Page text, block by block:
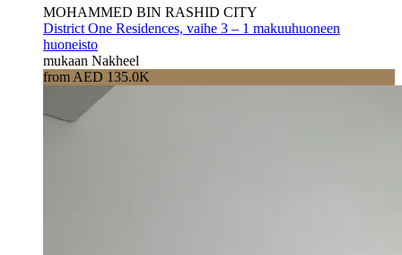
MOHAMMED BIN RASHID CITY
District One Residences, vaihe 3 – 1 makuuhuoneen
huoneisto
mukaan Nakheel
from AED 135.0K